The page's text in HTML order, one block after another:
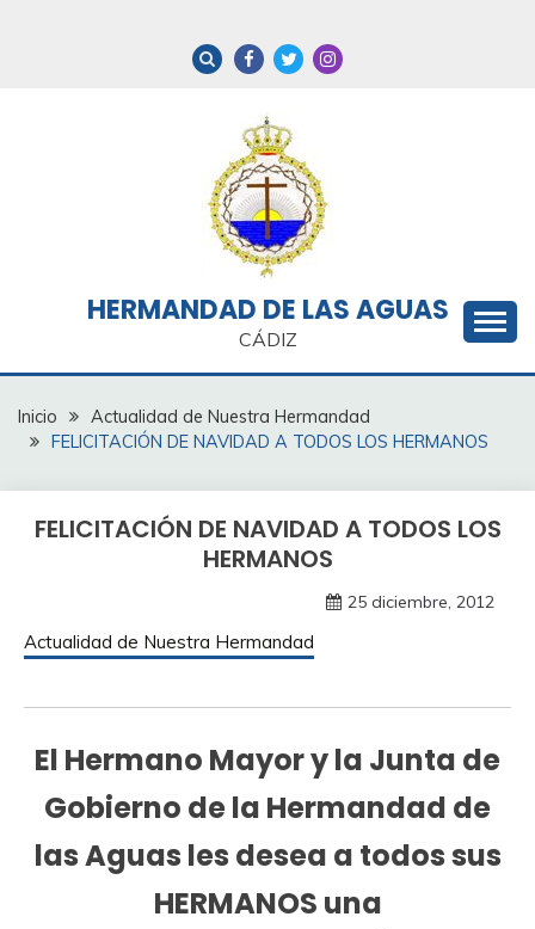
HERMANDAD DE LAS AGUAS
CÁDIZ
Inicio
Actualidad de Nuestra Hermandad
FELICITACIÓN DE NAVIDAD A TODOS LOS HERMANOS
FELICITACIÓN DE NAVIDAD A TODOS LOS
HERMANOS
25 diciembre, 2012
Actualidad de Nuestra Hermandad
El Hermano Mayor y la Junta de
Gobierno de la Hermandad de
las Aguas les desea a todos sus
HERMANOS una